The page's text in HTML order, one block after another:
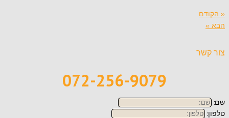
« הקודם
הבא »
צור קשר
072-256-9079
שם:
טלפון: